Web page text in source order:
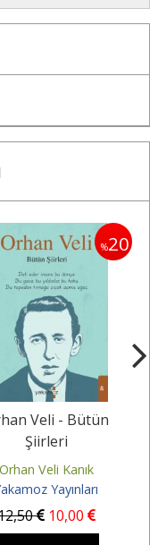
%20
Veli - Bütün
Şiirleri
Orhan Veli Kanık
Yayınları
,50 10,00